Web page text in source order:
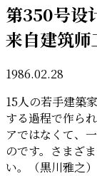
第350号设
来自建筑
1986.02.28
15人の若手建築
する過程で作ら
アではなくて、
のです。さまざ
い。（黒川雅之）